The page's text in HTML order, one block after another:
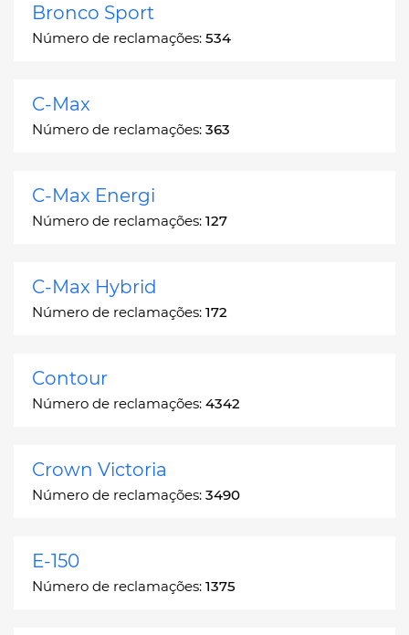
Bronco Sport
Número de reclamações: 534
C-Max
Número de reclamações: 363
C-Max Energi
Número de reclamações: 127
C-Max Hybrid
Número de reclamações: 172
Contour
Número de reclamações: 4342
Crown Victoria
Número de reclamações: 3490
E-150
Número de reclamações: 1375